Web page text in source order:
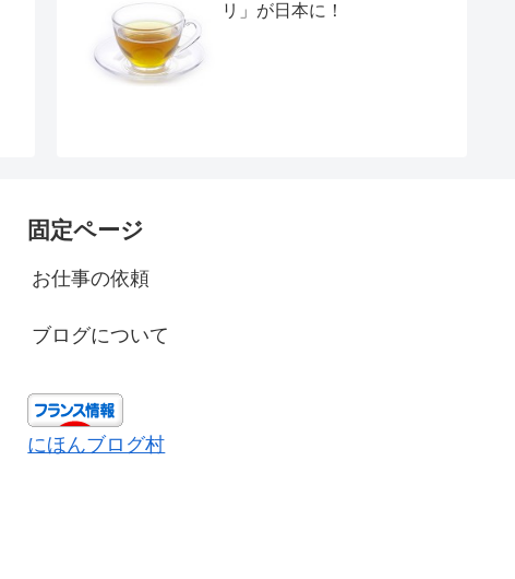
リ」が日本に！
固定ページ
お仕事の依頼
ブログについて
にほんブログ村